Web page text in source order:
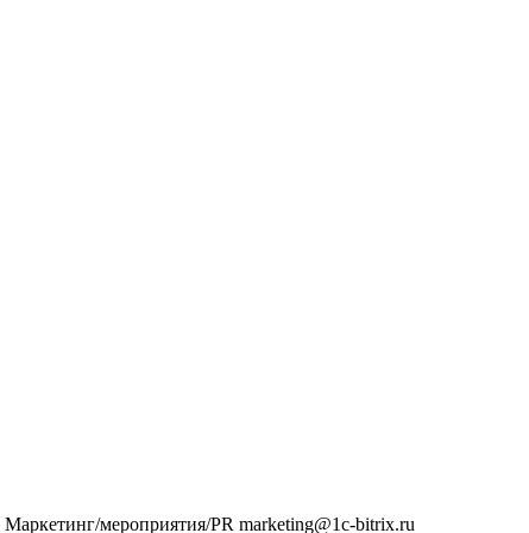
Маркетинг/мероприятия/PR marketing@1c-bitrix.ru